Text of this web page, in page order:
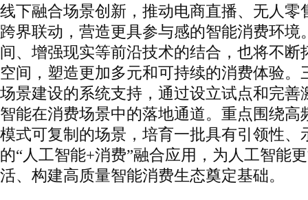
线下融合场景创新，推动电商直播、无人零
跨界联动，营造更具参与感的智能消费环境
间、增强现实等前沿技术的结合，也将不断
空间，塑造更加多元和可持续的消费体验。
场景建设的系统支持，通过设立试点和完善
智能在消费场景中的落地通道。重点围绕高
模式可复制的场景，培育一批具有引领性、
的“人工智能+消费”融合应用，为人工智能
活、构建高质量智能消费生态奠定基础。